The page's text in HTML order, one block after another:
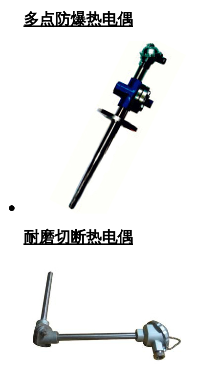
多点防爆热电偶
耐磨切断热电偶